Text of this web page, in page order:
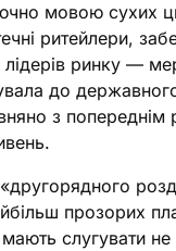
мовою сухих
ритейлери,
лідерів ринку —
до
з
прозорих
слугувати